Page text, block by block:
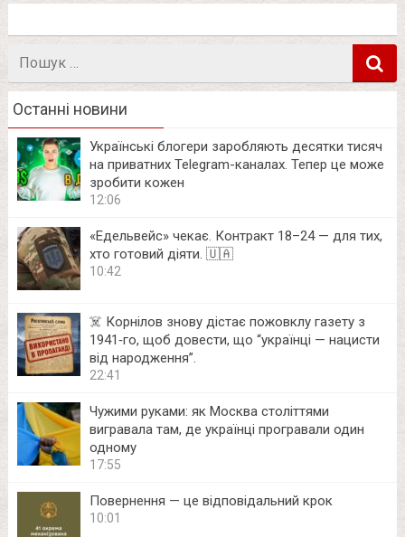
Пошук
Останні новини
Українські блогери заробляють десятки тисяч
на приватних Telegram-каналах. Тепер це може
зробити кожен
12:06
«Едельвейс» чекає. Контракт 18–24 — для тих,
хто готовий діяти. 🇺🇦
10:42
☠️ Корнілов знову дістає пожовклу газету з
1941‑го, щоб довести, що “українці — нацисти
від народження”.
22:41
Чужими руками: як Москва століттями
вигравала там, де українці програвали один
одному
17:55
Повернення — це відповідальний крок
10:01